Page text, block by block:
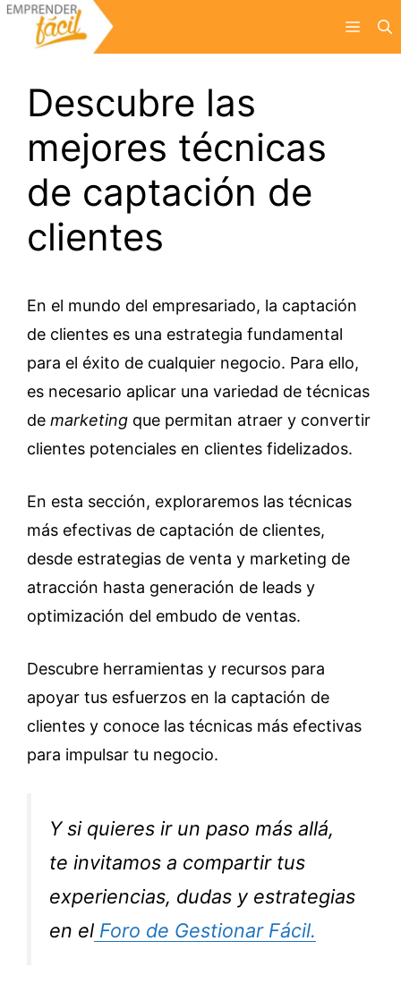
Saltar
Menú
Descubre las
mejores técnicas
de captación de
clientes
En el mundo del empresariado, la captación
de clientes es una estrategia fundamental
para el éxito de cualquier negocio. Para ello,
es necesario aplicar una variedad de técnicas
de marketing que permitan atraer y convertir
clientes potenciales en clientes fidelizados.
En esta sección, exploraremos las técnicas
más efectivas de captación de clientes,
desde estrategias de venta y marketing de
atracción hasta generación de leads y
optimización del embudo de ventas.
Descubre herramientas y recursos para
apoyar tus esfuerzos en la captación de
clientes y conoce las técnicas más efectivas
para impulsar tu negocio.
Y si quieres ir un paso más allá,
te invitamos a compartir tus
experiencias, dudas y estrategias
en el Foro de Gestionar Fácil.